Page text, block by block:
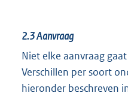
2.3Aanvraag
Niet elke aanvraag
Verschillen per soort
hieronder beschreven